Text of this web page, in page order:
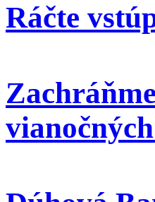
Ráčte